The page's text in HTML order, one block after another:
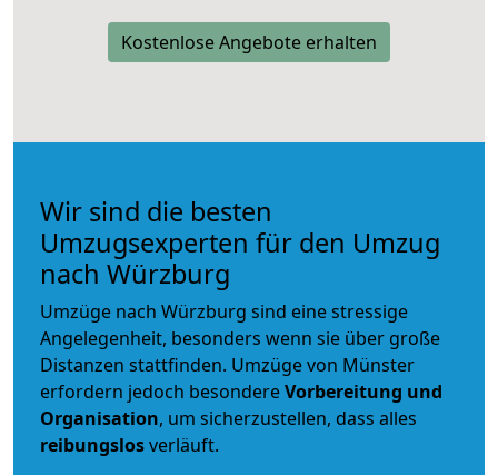
Kostenlose Angebote erhalten
Wir sind die besten
Umzugsexperten für den Umzug
nach Würzburg
Umzüge nach Würzburg sind eine stressige
Angelegenheit, besonders wenn sie über große
Distanzen stattfinden. Umzüge von Münster
erfordern jedoch besondereVorbereitung und
Organisation, um sicherzustellen, dass alles
reibungslosverläuft.